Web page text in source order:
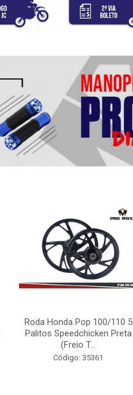
Roda Honda Pop 100/110 5
Palitos Speedchicken Preta
(Freio T...
Código: 35361